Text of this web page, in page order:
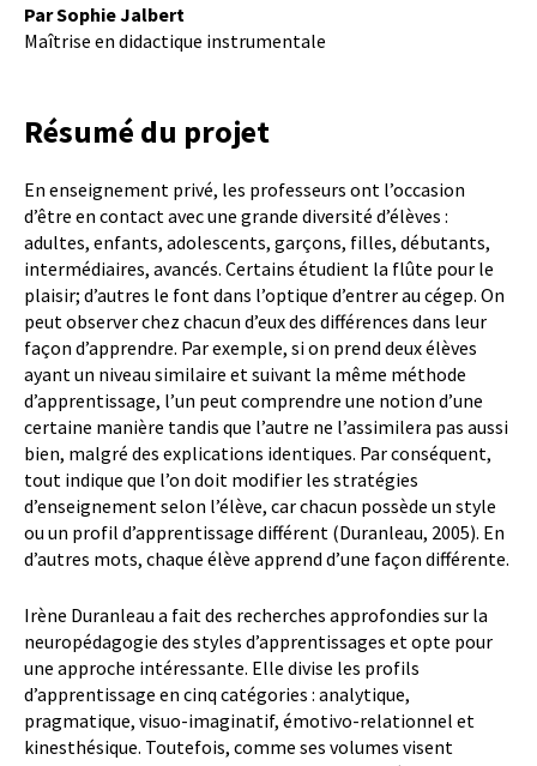
Par Sophie Jalbert
Maîtrise en didactique instrumentale
Résumé du projet
En enseignement privé, les professeurs ont l’occasion
d’être en contact avec une grande diversité d’élèves :
adultes, enfants, adolescents, garçons, filles, débutants,
intermédiaires, avancés. Certains étudient la flûte pour le
plaisir; d’autres le font dans l’optique d’entrer au cégep. On
peut observer chez chacun d’eux des différences dans leur
façon d’apprendre. Par exemple, si on prend deux élèves
ayant un niveau similaire et suivant la même méthode
d’apprentissage, l’un peut comprendre une notion d’une
certaine manière tandis que l’autre ne l’assimilera pas aussi
bien, malgré des explications identiques. Par conséquent,
tout indique que l’on doit modifier les stratégies
d’enseignement selon l’élève, car chacun possède un style
ou un profil d’apprentissage différent (Duranleau, 2005). En
d’autres mots, chaque élève apprend d’une façon différente.
Irène Duranleau a fait des recherches approfondies sur la
neuropédagogie des styles d’apprentissages et opte pour
une approche intéressante. Elle divise les profils
d’apprentissage en cinq catégories : analytique,
pragmatique, visuo-imaginatif, émotivo-relationnel et
kinesthésique. Toutefois, comme ses volumes visent